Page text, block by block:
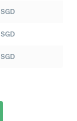
SGD
SGD
SGD